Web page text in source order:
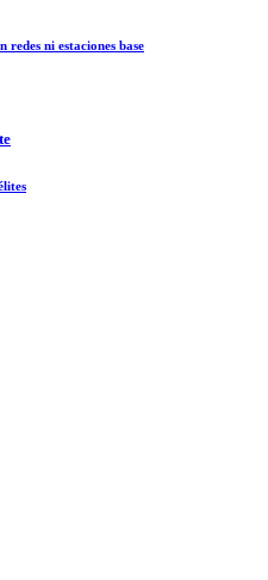
redes ni estaciones base